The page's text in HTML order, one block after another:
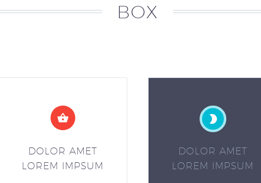
BOX
DOLOR AMET
LOREM IMPSUM
DOLOR AMET
LOREM IMPSUM